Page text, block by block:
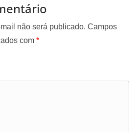
não será publicado. Campos
com *